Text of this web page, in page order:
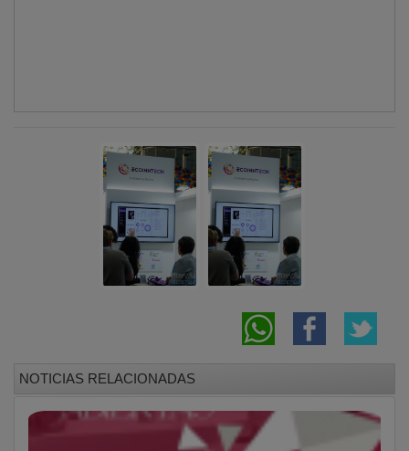
El CEEI de Guadalajara impulsa el ecosistema
empresarial con una jornada de puertas